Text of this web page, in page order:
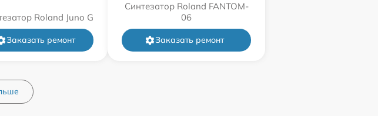
Roland Juno G
Заказать ремонт
Синтезатор Roland FANTOM-
06
Заказать ремонт